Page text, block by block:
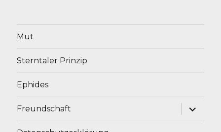
Mut
Sterntaler Prinzip
Ephides
Freundschaft